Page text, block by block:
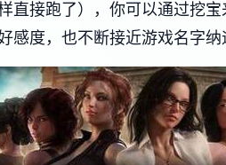
直接跑了），你可以通过挖
感度，也不断接近游戏名字纳